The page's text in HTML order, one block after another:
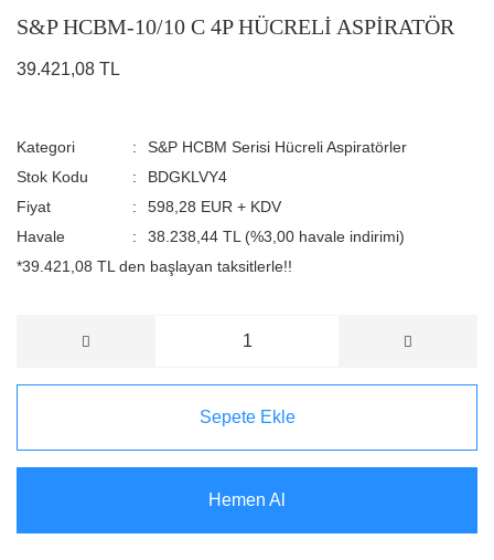
S&P HCBM-10/10 C 4P HÜCRELİ ASPİRATÖR
39.421,08 TL
Kategori
S&P HCBM Serisi Hücreli Aspiratörler
Stok Kodu
BDGKLVY4
Fiyat
598,28 EUR + KDV
Havale
38.238,44 TL (%3,00 havale indirimi)
*39.421,08 TL den başlayan taksitlerle!!
Sepete Ekle
Hemen Al